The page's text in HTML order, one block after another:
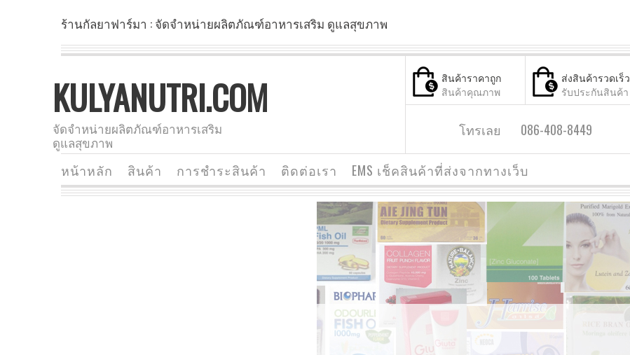
ร้านกัลยาฟาร์มา : จัดจำหน่ายผลิตภัณฑ์อาหารเสริม ดูแลสุขภาพ
KULYANUTRI.COM
จัดจำหน่ายผลิตภัณฑ์อาหารเสริม
ดูแลสุขภาพ
สินค้าราคาถูก
สินค้าคุณภาพ
ส่งสินค้ารวดเร็ว
รับประกันสินค้า
โทรเลย 086-408-8449
หน้าหลัก สินค้า การชำระสินค้า ติดต่อเรา EMS เช็คสินค้าที่ส่งจากทางเว็บ